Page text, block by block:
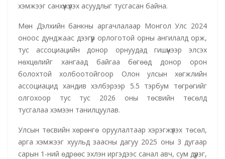
хэмжээг санхүүжүүлэх асуудлыг тусгасан байна.
Мөн Дэлхийн банкны аргачлалаар Монгол Улс 2024
оноос дунджаас дээгүүр орлоготой орны ангилалд орж,
тус ассоциацийн донор орнуудад гишүүнээр элсэх
нөхцөлийг хангаад байгаа бөгөөд донор орон
болохтой холбоотойгоор Олон улсын хөгжлийн
ассоциацид хандив хэлбэрээр 5.5 тэрбум төгрөгийг
олгохоор тус тус 2026 оны төсвийн төсөлд
тусгалаа хэмээн танилцуулав.
Улсын төсвийн хөрөнгө оруулалтаар хэрэгжүүлэх төсөл,
арга хэмжээг хуульд заасны дагуу 2025 оны 3 дугаар
сарын 1-ний өдрөөс эхлэн иргэдээс санал авч, сум дүүрэг,